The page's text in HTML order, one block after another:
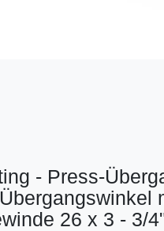
- Press-
26 x 3 - 3/